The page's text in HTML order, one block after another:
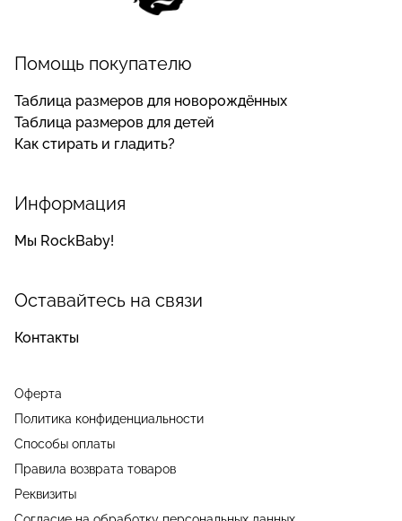
Помощь покупателю
Таблица размеров для новорождённых
Таблица размеров для детей
Как стирать и гладить?
Информация
Мы RockBaby!
Оставайтесь на связи
Контакты
Оферта
Политика конфиденциальности
Способы оплаты
Правила возврата товаров
Реквизиты